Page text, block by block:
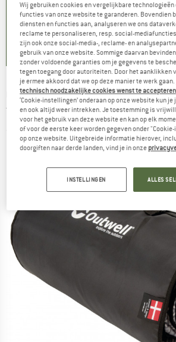
)
0,0(0)
OUTWELL -Flat Woven Carpet
Tenttapijt
(0)
Wij gebruiken cookies en vergelijkbare
functies van onze website te garanderen. Bovendien
diensten en functies aan, analyseren we ons
reclame te personaliseren, resp. social-
zijn ook onze social-media-, reclame- en
gebruik van onze website. Sommige daarvan
zonder voldoende garanties om je gegevens te
tegen toegang door autoriteiten. Door het aanklikken
je ermee akkoord dat we op deze manier te werk gaan.
technisch noodzakelijke cookies wenst te
‘Cookie-instellingen’ onderaan op onze website kun
en ook altijd weer intrekken. Je toestemming is
voor het gebruik van deze website en kan op elk
of voor de eerste keer worden gegeven onder
op onze website. Uitgebreide informatie hierover,
doorgiften naar derde landen, vind je in onze
INSTELLINGEN ALLES